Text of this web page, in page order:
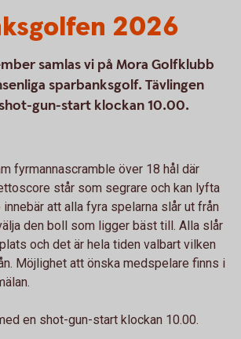
2026
samlas vi på Mora Golfklubb
sparbanksgolf. Tävlingen
gun-start klockan 10.00.
fyrmannascramble över 18 hål där
står som segrare och kan lyfta
innebär att alla fyra spelarna slår ut från
den boll som ligger bäst till. Alla slår
och det är hela tiden valbart vilken
Möjlighet att önska medspelare finns i
en shot-gun-start klockan 10.00.